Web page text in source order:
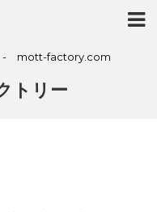
- mott-factory.com
トリー